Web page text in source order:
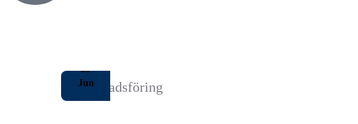
21
Jun